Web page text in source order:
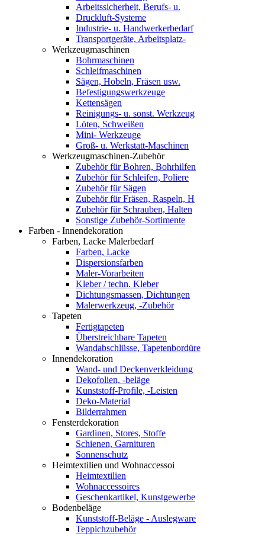
Arbeitssicherheit, Berufs- u.
Druckluft-Systeme
Industrie- u. Handwerkerbedarf
Transportgeräte, Arbeitsplatz-
Werkzeugmaschinen
Bohrmaschinen
Schleifmaschinen
Sägen, Hobeln, Fräsen usw.
Befestigungswerkzeuge
Kettensägen
Reinigungs- u. sonst. Werkzeug
Löten, Schweißen
Mini- Werkzeuge
Groß- u. Werkstatt-Maschinen
Werkzeugmaschinen-Zubehör
Zubehör für Bohren, Bohrhilfen
Zubehör für Schleifen, Poliere
Zubehör für Sägen
Zubehör für Fräsen, Raspeln, H
Zubehör für Schrauben, Halten
Sonstige Zubehör-Sortimente
Farben - Innendekoration
Farben, Lacke Malerbedarf
Farben, Lacke
Dispersionsfarben
Maler-Vorarbeiten
Kleber / techn. Kleber
Dichtungsmassen, Dichtungen
Malerwerkzeug, -Zubehör
Tapeten
Fertigtapeten
Überstreichbare Tapeten
Wandabschlüsse, Tapetenbordüre
Innendekoration
Wand- und Deckenverkleidung
Dekofolien, -beläge
Kunststoff-Profile, -Leisten
Deko-Material
Bilderrahmen
Fensterdekoration
Gardinen, Stores, Stoffe
Schienen, Garnituren
Sonnenschutz
Heimtextilien und Wohnaccessoi
Heimtextilien
Wohnaccessoires
Geschenkartikel, Kunstgewerbe
Bodenbeläge
Kunststoff-Beläge - Auslegware
Teppichzubehör